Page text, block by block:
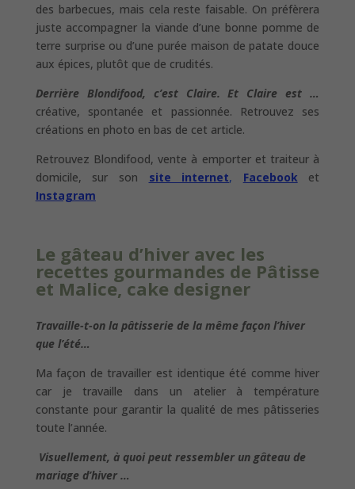
des barbecues, mais cela reste faisable. On préfèrera
juste accompagner la viande d’une bonne pomme de
terre surprise ou d’une purée maison de patate douce
aux épices, plutôt que de crudités.
Derrière Blondifood, c’est Claire. Et Claire est …
créative, spontanée et passionnée. Retrouvez ses
créations en photo en bas de cet article.
Retrouvez Blondifood, vente à emporter et traiteur à
domicile, sur son site internet, Facebooket
Instagram
Le gâteau d’hiver avec les
recettes gourmandes de Pâtisse
et Malice, cake designer
Travaille-t-on la pâtisserie de la même façon l’hiver
que l’été…
Ma façon de travailler est identique été comme hiver
car je travaille dans un atelier à température
constante pour garantir la qualité de mes pâtisseries
toute l’année.
Visuellement, à quoi peut ressembler un gâteau de
mariage d’hiver …